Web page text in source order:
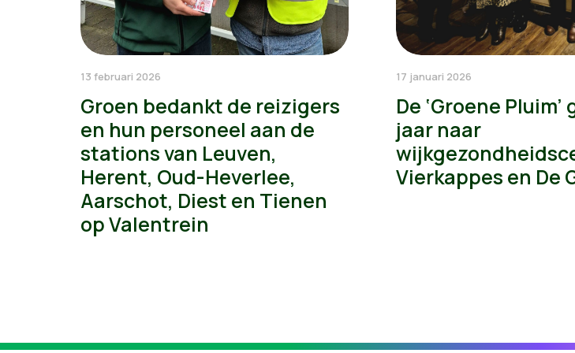
13 februari 2026
Groen bedankt de reizigers
en hun personeel aan de
stations van Leuven,
Herent, Oud-Heverlee,
Aarschot, Diest en Tienen
op Valentrein
17 januari 2026
De ‘Groene
jaar naar
Vierkappes en De